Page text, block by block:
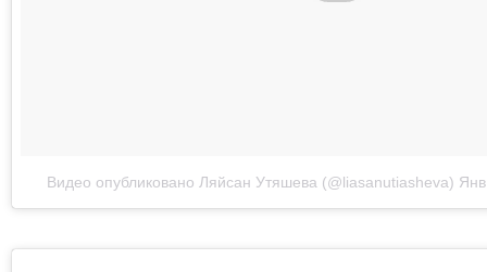
Видео опубликовано Ляйсан Утяшева (@liasanutiasheva)